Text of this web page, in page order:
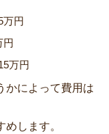
万円
円
万円
かによって費用は
します。